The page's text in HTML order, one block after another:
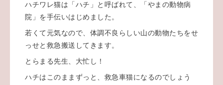
ハチワレ猫は「ハチ」と呼ばれて、「やまの動物病
院」を手伝いはじめました。
若くて元気なので、体調不良らしい山の動物たちをせ
っせと救急搬送してきます。
とらまる先生、大忙し！
ハチはこのままずっと、救急車猫になるのでしょう